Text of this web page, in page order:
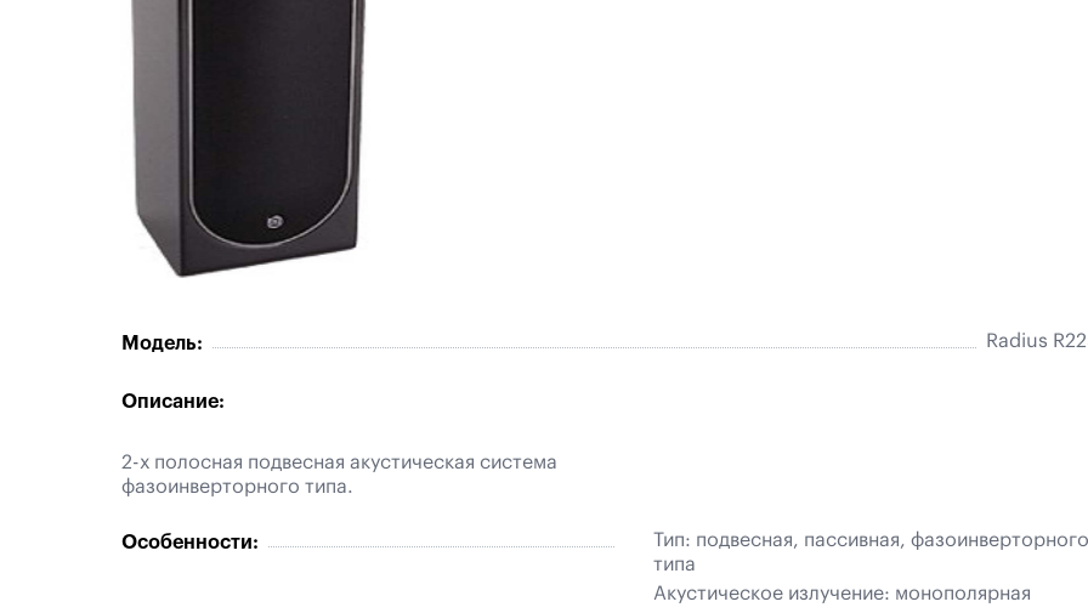
Модель: Radius
Описание:
2-х полосная подвесная акустическая система
фазоинверторного типа.
Особенности:
Тип: подвесная, пассивная, фазоинверторного
типа
Акустическое излучение: монополярная